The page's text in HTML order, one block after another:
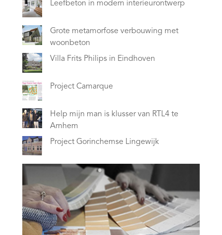
Leefbeton in modern interieurontwerp
Grote metamorfose verbouwing met
woonbeton
Villa Frits Philips in Eindhoven
Project Camarque
Help mijn man is klusser van RTL4 te
Arnhem
Project Gorinchemse Lingewijk